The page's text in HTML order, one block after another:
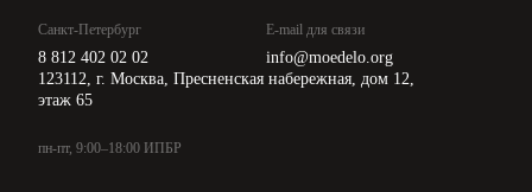
Санкт-Петербург
8 812 402 02 02
E-mail для связи
info@moedelo.org
123112, г. Москва, Пресненская набережная, дом 12,
этаж 65
пн-пт, 9:00–18:00 ИПБР